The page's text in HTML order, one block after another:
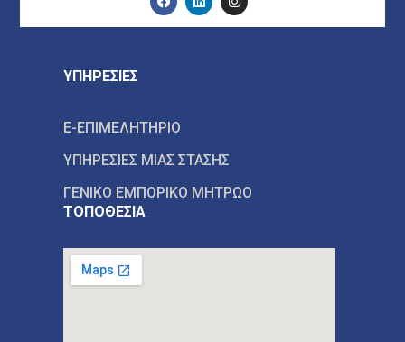
ΥΠΗΡΕΣΙΕΣ
E-ΕΠΙΜΕΛΗΤΗΡΙΟ
ΥΠΗΡΕΣΙΕΣ ΜΙΑΣ ΣΤΑΣΗΣ
ΓΕΝΙΚΟ ΕΜΠΟΡΙΚΟ ΜΗΤΡΩΟ
ΤΟΠΟΘΕΣΙΑ